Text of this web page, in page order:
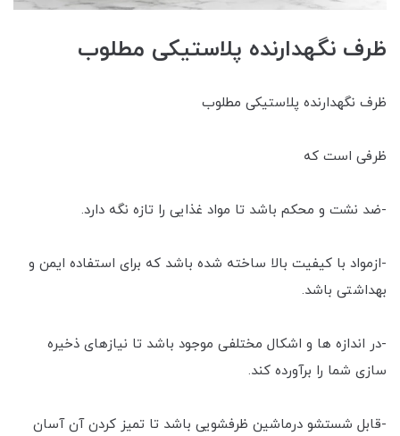
ظرف نگهدارنده پلاستیکی مطلوب
ظرف نگهدارنده پلاستیکی مطلوب
ظرفی است که
-ضد نشت و محکم باشد تا مواد غذایی را تازه نگه دارد.
-ازمواد با کیفیت بالا ساخته شده باشد که برای استفاده ایمن و
بهداشتی باشد.
-در اندازه ها و اشکال مختلفی موجود باشد تا نیازهای ذخیره
سازی شما را برآورده کند.
-قابل شستشو درماشین ظرفشویی باشد تا تمیز کردن آن آسان